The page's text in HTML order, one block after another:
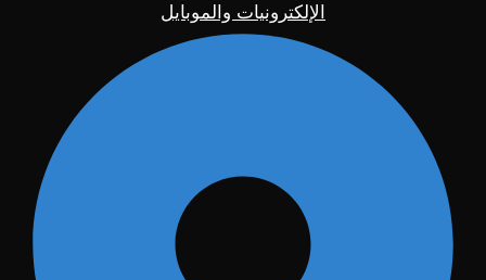
الإلكترونيات والموبايل